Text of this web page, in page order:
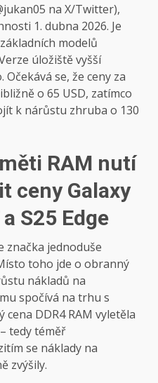
na X/Twitter),
1. dubna 2026. Je
modelů
úložiště vyšší
se, že ceny za
o 65 USD, zatímco
k nárůstu zhruba o 130
RAM nutí
ceny Galaxy
S25 Edge
značka jednoduše
toho jde o obranný
nákladů na
spočívá na trhu s
DDR4 RAM vyletěla
tedy téměř
se náklady na
zvýšily.